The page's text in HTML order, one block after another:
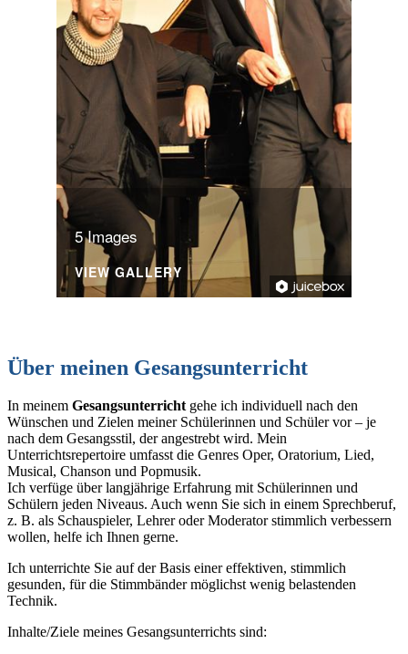
5 Images
VIEW GALLERY
Über meinen Gesangsunterricht
In meinem Gesangsunterrichtgehe ich individuell nach den
Wünschen und Zielen meiner Schülerinnen und Schüler vor – je
nach dem Gesangsstil, der angestrebt wird. Mein
Unterrichtsrepertoire umfasst die Genres Oper, Oratorium, Lied,
Musical, Chanson und Popmusik.
Ich verfüge über langjährige Erfahrung mit Schülerinnen und
Schülern jeden Niveaus. Auch wenn Sie sich in einem Sprechberuf,
z. B. als Schauspieler, Lehrer oder Moderator stimmlich verbessern
wollen, helfe ich Ihnen gerne.
Ich unterrichte Sie auf der Basis einer effektiven, stimmlich
gesunden, für die Stimmbänder möglichst wenig belastenden
Technik.
Inhalte/Ziele meines Gesangsunterrichts sind: